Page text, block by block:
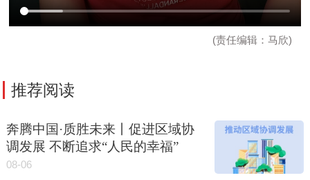
(责任编辑：马欣)
推荐阅读
奔腾中国·质胜未来丨促进区域协
调发展 不断追求“人民的幸福”
08-06